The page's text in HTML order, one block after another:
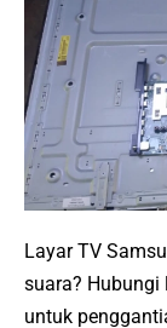
Backlight
TV
Samsung
65NU7100
Layar
Gelap
di
Bogor
Layar TV
suara? Hubungi
untuk